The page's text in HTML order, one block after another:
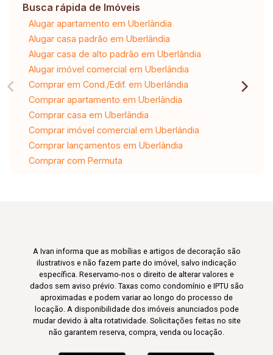
Busca rápida de Imóveis
Alugar apartamento em Uberlândia
Alugar casa padrão em Uberlândia
Alugar casa de alto padrão em Uberlândia
Alugar imóvel comercial em Uberlândia
Comprar em Cond./Edif. em Uberlândia
Comprar apartamento em Uberlândia
Comprar casa em Uberlândia
Comprar imóvel comercial em Uberlândia
Comprar lançamentos em Uberlândia
Comprar com Permuta
A Ivan informa que as mobílias e artigos de decoração são
ilustrativos e não fazem parte do imóvel, salvo indicação
específica. Reservamo-nos o direito de alterar valores e
dados sem aviso prévio. Taxas como condomínio e IPTU são
aproximadas e podem variar ao longo do processo de
locação. A disponibilidade dos imóveis anunciados pode
mudar devido à alta rotatividade. Solicitações feitas no site
não garantem reserva, compra, venda ou locação.